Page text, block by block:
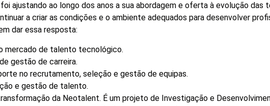
ajustando ao longo dos anos a sua abordagem e oferta à evolução das
a criar as condições e o ambiente adequados para desenvolver
dar essa resposta:
mercado de talento tecnológico.
gestão de carreira.
no recrutamento, seleção e gestão de equipas.
e gestão de talento.
da Neotalent. É um projeto de Investigação e